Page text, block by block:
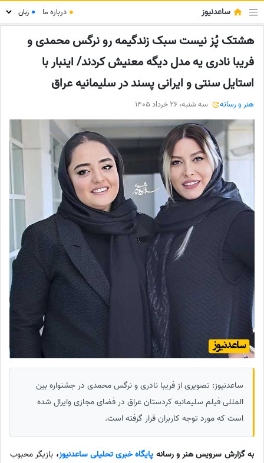
ساعدنیوز ● درباره ما ●
هشتک پُز نیست سبک زندگیمه رو نرگس محمدی و
فریبا نادری یه مدل دیگه معنیش کردند/ اینبار با
استایل سنتی و ایرانی پسند در سلیمانیه عراق
هنر و رسانه سه شنبه، 26 خرداد 1405
ساعدنیوز: تصویری از فریبا نادری و نرگس محمدی در جشنواره بین
المللی فیلم سلیمانیه کردستان عراق در فضای مجازی وایرال شده
است که مورد توجه کاربران قرار گرفته است.
به گزارش سرویس هنر و رسانه پایگاه خبری تحلیلی ساعدنیوز، بازیگر محبوب